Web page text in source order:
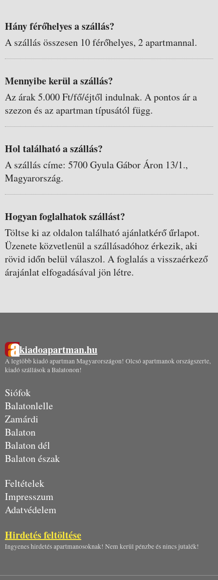
Hány férőhelyes a szállás?
A szállás összesen 10 férőhelyes, 2 apartmannal.
Mennyibe kerül a szállás?
Az árak 5.000 Ft/fő/éjtől indulnak. A pontos ár a
szezon és az apartman típusától függ.
Hol található a szállás?
A szállás címe: 5700 Gyula Gábor Áron 13/1.,
Magyarország.
Hogyan foglalhatok szállást?
Töltse ki az oldalon található ajánlatkérő űrlapot.
Üzenete közvetlenül a szállásadóhoz érkezik, aki
rövid időn belül válaszol. A foglalás a visszaérkező
árajánlat elfogadásával jön létre.
kiadoapartman.hu
A legtöbb kiadó apartman Magyarországon! Olcsó apartmanok országszerte,
kiadó szállások a Balatonon!
Siófok
Balatonlelle
Zamárdi
Balaton
Balaton dél
Balaton észak
Feltételek
Impresszum
Adatvédelem
Hirdetés feltöltése
Ingyenes hirdetés apartmanosoknak! Nem kerül pénzbe és nincs jutalék!